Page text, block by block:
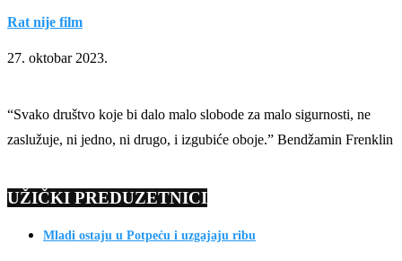
Rat nije film
27. oktobar 2023.
“Svako društvo koje bi dalo malo slobode za malo sigurnosti, ne
zaslužuje, ni jedno, ni drugo, i izgubiće oboje.” Bendžamin Frenklin
UŽIČKI PREDUZETNICI
Mladi ostaju u Potpeću i uzgajaju ribu